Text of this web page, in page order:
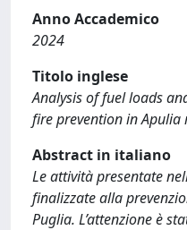
Anno Accademico
2024
Titolo inglese
Analysis of fuel loads
fire prevention in Apulia
Abstract in italiano
Le attività presentate
finalizzate alla
Puglia. L’attenzione è